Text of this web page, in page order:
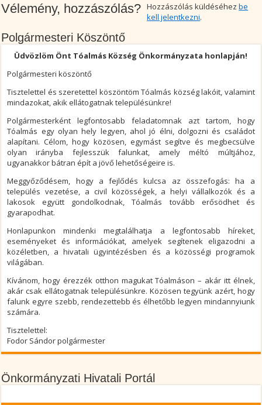
Vélemény, hozzászólás? Hozzászólás küldéséhezbe
kell jelentkezni.
Polgármesteri Köszöntő
Üdvözlöm Önt Tóalmás Község Önkormányzata honlapján!
Polgármesteri köszöntő
Tisztelettel és szeretettel köszöntöm Tóalmás község lakóit, valamint
mindazokat, akik ellátogatnak településünkre!
Polgármesterként legfontosabb feladatomnak azt tartom, hogy
Tóalmás egy olyan hely legyen, ahol jó élni, dolgozni és családot
alapítani. Célom, hogy közösen, egymást segítve és megbecsülve
olyan irányba fejlesszük falunkat, amely méltó múltjához,
ugyanakkor bátran épít a jövő lehetőségeire is.
Meggyőződésem, hogy a fejlődés kulcsa az összefogás: ha a
település vezetése, a civil közösségek, a helyi vállalkozók és a
lakosok együtt gondolkodnak, Tóalmás tovább erősödhet és
gyarapodhat.
Honlapunkon mindenki megtalálhatja a legfontosabb híreket,
eseményeket és információkat, amelyek segítenek eligazodni a
közéletben, a hivatali ügyintézésben és a közösségi programok
világában.
Kívánom, hogy érezzék otthon magukat Tóalmáson – akár itt élnek,
akár csak ellátogatnak településünkre. Közösen tegyünk azért, hogy
falunk egyre szebb, rendezettebb és élhetőbb legyen mindannyiunk
számára.
Tisztelettel:
Fodor Sándor polgármester
Önkormányzati Hivatali Portál